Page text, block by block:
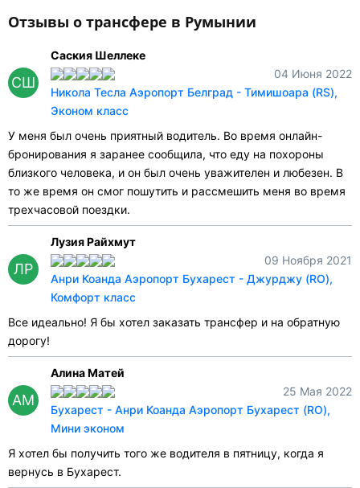
Отзывы о трансфере в Румынии
СШ
Саския Шеллеке
04 Июня 2022
Никола Тесла Аэропорт Белград - Тимишоара (RS),
Эконом класс
У меня был очень приятный водитель. Во время онлайн-
бронирования я заранее сообщила, что еду на похороны
близкого человека, и он был очень уважителен и любезен. В
то же время он смог пошутить и рассмешить меня во время
трехчасовой поездки.
ЛР
Лузия Райхмут
09 Ноября 2021
Анри Коанда Аэропорт Бухарест - Джурджу (RO),
Комфорт класс
Все идеально! Я бы хотел заказать трансфер и на обратную
дорогу!
АМ
Алина Матей
25 Мая 2022
Бухарест - Анри Коанда Аэропорт Бухарест (RO),
Мини эконом
Я хотел бы получить того же водителя в пятницу, когда я
вернусь в Бухарест.